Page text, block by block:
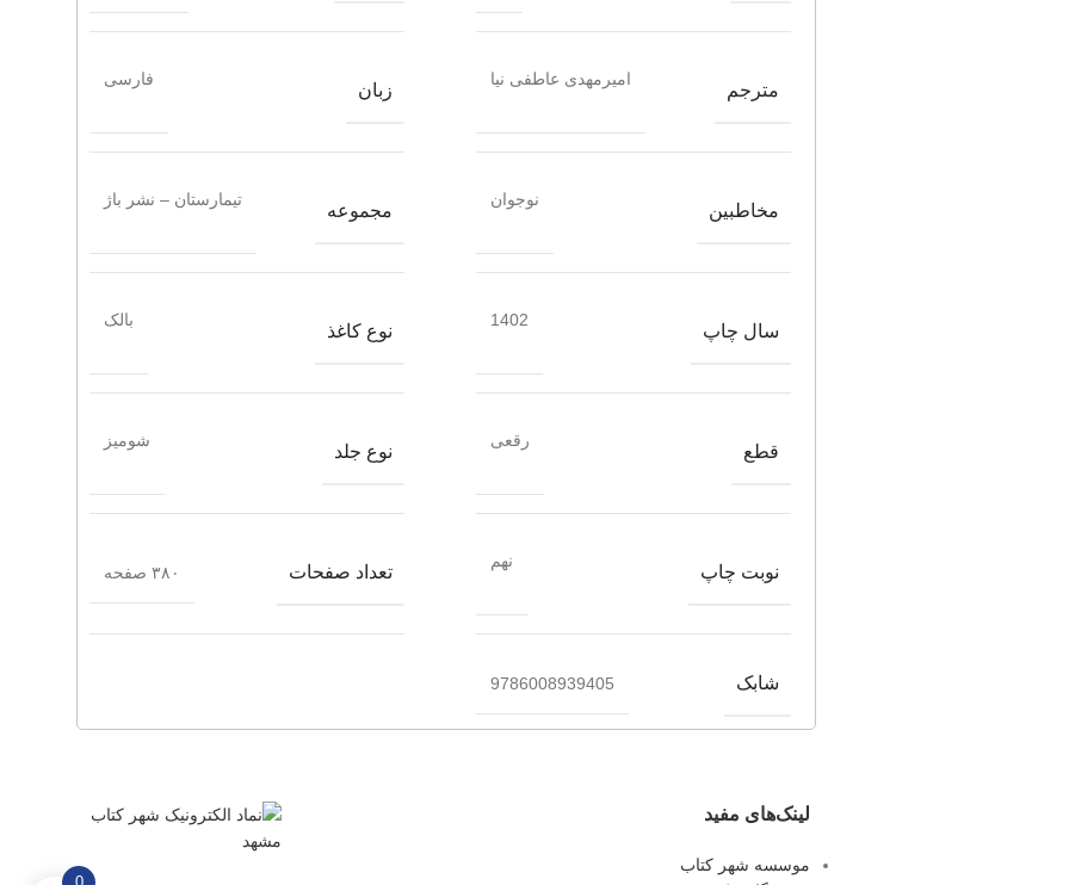
مترجم
امیرمهدی عاطفی نیا
زبان
فارسی
مخاطبین
نوجوان
مجموعه
تیمارستان – نشر باژ
سال چاپ
1402
نوع کاغذ
بالک
قطع
رقعی
نوع جلد
شومیز
نوبت چاپ
نهم
تعداد صفحات ۳۸۰ صفحه
شابک 9786008939405
لینک‌های مفید
موسسه شهر کتاب